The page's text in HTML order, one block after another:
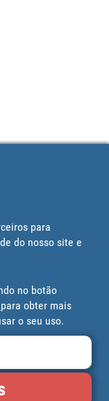
para
do nosso site e
no botão
para obter mais
o seu uso.